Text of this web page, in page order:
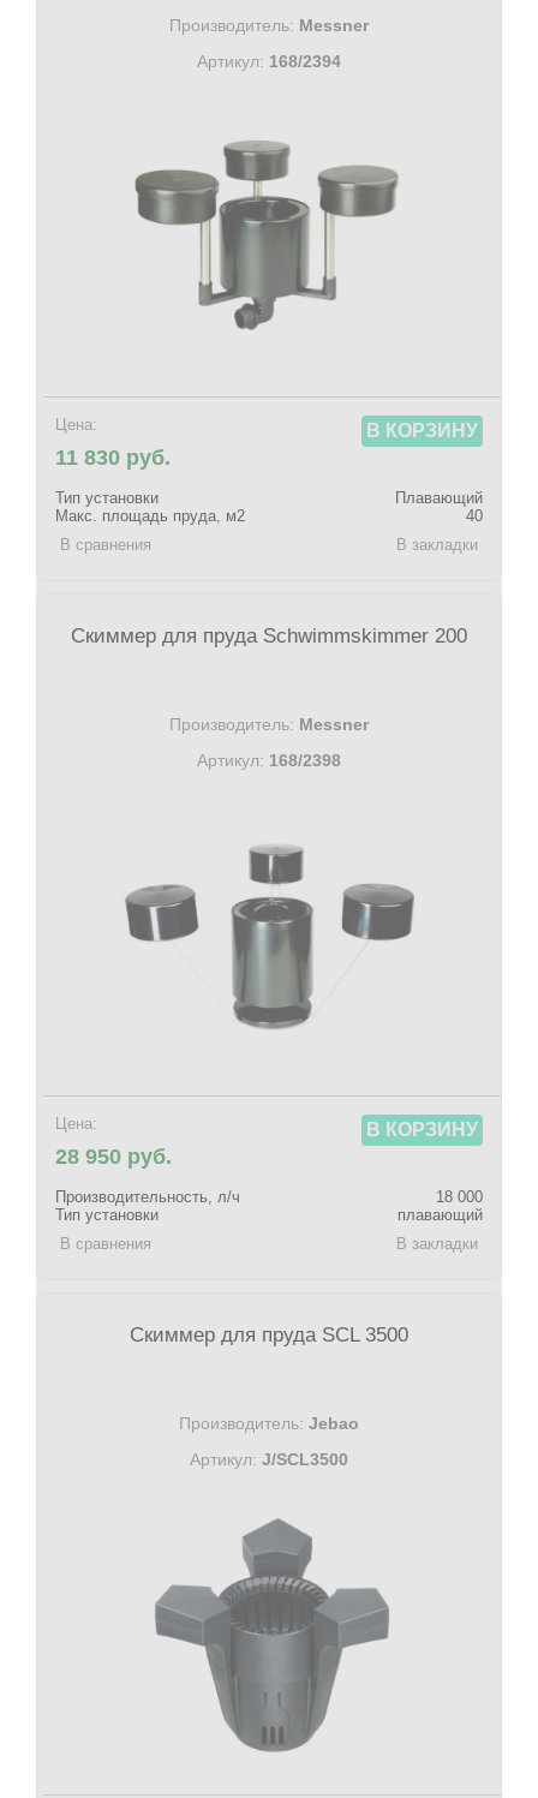
Производитель: Messner
Артикул: 168/2394
Цена:
11 830 руб.
В КОРЗИНУ
Тип установки
Плавающий
Макс. площадь пруда, м2
40
В сравнения
В закладки
Скиммер для пруда Schwimmskimmer 200
Производитель: Messner
Артикул: 168/2398
Цена:
28 950 руб.
В КОРЗИНУ
Производительность, л/ч
18 000
Тип установки
плавающий
В сравнения
В закладки
Скиммер для пруда SCL 3500
Производитель: Jebao
Артикул: J/SCL3500